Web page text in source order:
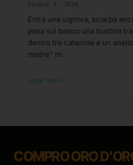
Giugno 9, 2026
Entra una signora, sciarpa
posa sul banco una bustina
dentro tre catenine e un
madre” mi
Leggi Tutto »
COMPRO ORO